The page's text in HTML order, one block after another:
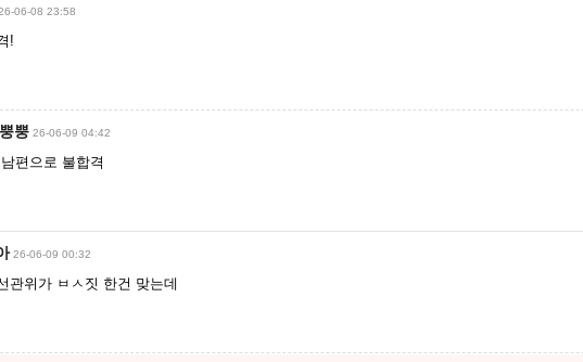
06-08 23:58
!
뿡 26-06-09 04:42
편으로 불합격
26-06-09 00:32
관위가 ㅂㅅ짓 한건 맞는데